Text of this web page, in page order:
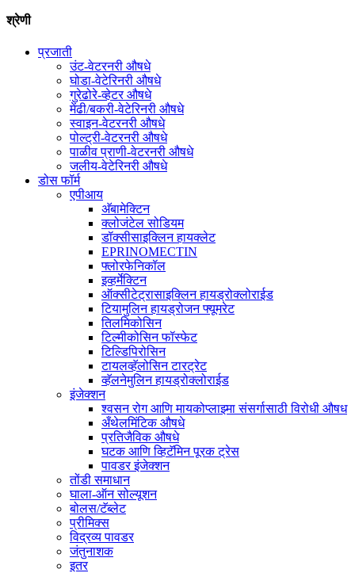
श्रेणी
प्रजाती
उंट-वेटरनरी औषधे
घोडा-वेटेरिनरी औषधे
गुरेढोरे-व्हेटर औषधे
मेंढी/बकरी-वेटेरिनरी औषधे
स्वाइन-वेटरनरी औषधे
पोल्ट्री-वेटरनरी औषधे
पाळीव प्राणी-वेटरनरी औषधे
जलीय-वेटेरिनरी औषधे
डोस फॉर्म
एपीआय
अ‍ॅबामेक्टिन
क्लोजंटेल सोडियम
डॉक्सीसाइक्लिन हायक्लेट
EPRINOMECTIN
फ्लोरफेनिकॉल
इव्हर्मेक्टिन
ऑक्सीटेट्रासाइक्लिन हायड्रोक्लोराईड
टियामुलिन हायड्रोजन फ्यूमरेट
तिलमिकोसिन
टिल्मीकोसिन फॉस्फेट
टिल्डिपिरोसिन
टायलव्हॅलोसिन टारट्रेट
व्हॅलनेमुलिन हायड्रोक्लोराईड
इंजेक्शन
श्वसन रोग आणि मायकोप्लाझ्मा संसर्गासाठी विरोधी औषध
अँथेलमिंटिक औषधे
प्रतिजैविक औषधे
घटक आणि व्हिटॅमिन पूरक ट्रेस
पावडर इंजेक्शन
तोंडी समाधान
घाला-ऑन सोल्यूशन
बोलस/टॅब्लेट
प्रीमिक्स
विद्रव्य पावडर
जंतुनाशक
इतर